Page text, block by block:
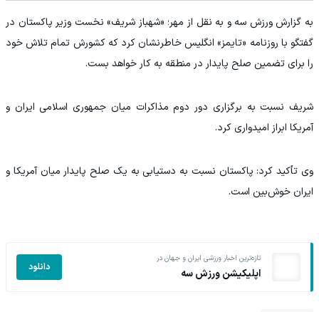
به گزارش ورزش سه و به نقل از مهر؛ «شهباز شریف» نخست وزیر پاکستان در
گفتگو با روزنامه «تایمز» انگلیس خاطرنشان کرد که کشورش تمام تلاش خود
را برای تضمین صلح پایدار در منطقه به کار خواهد بست.
شریف نسبت به برگزاری دور دوم مذاکرات میان جمهوری اسلامی ایران و
آمریکا ابراز امیدواری کرد.
وی تأکید کرد: پاکستان نسبت به دستیابی به یک صلح پایدار میان آمریکا و
ایران خوش‌بین است.
تازه‌ترین اخبار ورزشی ایران و جهان در
اپلیکیشن ورزش سه دانلود